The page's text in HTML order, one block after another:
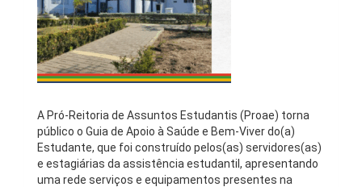
A Pró-Reitoria de Assuntos Estudantis (Proae) torna
público o Guia de Apoio à Saúde e Bem-Viver do(a)
Estudante, que foi construído pelos(as) servidores(as)
e estagiárias da assistência estudantil, apresentando
uma rede serviços e equipamentos presentes na